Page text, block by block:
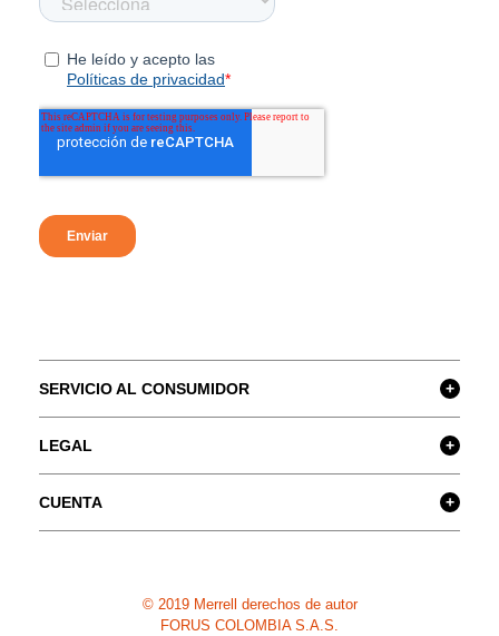
SERVICIO AL CONSUMIDOR +
LEGAL +
CUENTA +
© 2019 Merrell derechos de autor
FORUS COLOMBIA S.A.S.